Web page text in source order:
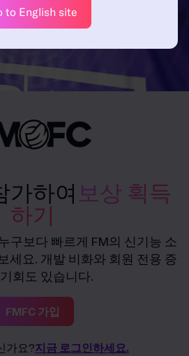
가하여 보상 획득
하기
구보다 빠르게 FM의 신기능 소
세요. 개발 비화와 회원 전용 증
회도 있습니다.
FMFC 가입
가요?지금 로그인하세요.
to English site